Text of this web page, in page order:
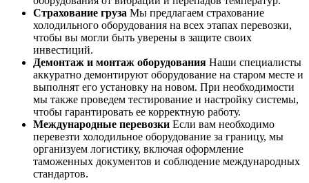
Страхование груза Мы предлагаем страхование
холодильного оборудования на всех этапах перевозки,
чтобы вы могли быть уверены в защите своих
инвестиций.
Демонтаж и монтаж оборудования Наши специалисты
аккуратно демонтируют оборудование на старом месте и
выполнят его установку на новом. При необходимости
мы также проведем тестирование и настройку системы,
чтобы гарантировать ее корректную работу.
Международные перевозки Если вам необходимо
перевезти холодильное оборудование за границу, мы
организуем логистику, включая оформление
таможенных документов и соблюдение международных
стандартов.